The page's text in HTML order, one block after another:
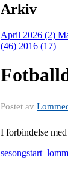
Arkiv
April 2026 (2)
(46) 2016 (17)
Postet av
I forbindelse